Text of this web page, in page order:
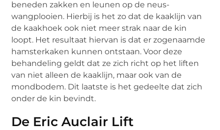
beneden zakken en leunen op de neus-
wangplooien. Hierbij is het zo dat de kaaklijn van
de kaakhoek ook niet meer strak naar de kin
loopt. Het resultaat hiervan is dat er zogenaamde
hamsterkaken kunnen ontstaan. Voor deze
behandeling geldt dat ze zich richt op het liften
van niet alleen de kaaklijn, maar ook van de
mondbodem. Dit laatste is het gedeelte dat zich
onder de kin bevindt.
De Eric Auclair Lift